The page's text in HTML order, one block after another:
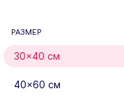
РАЗМЕР
30×40 см
40×60 см